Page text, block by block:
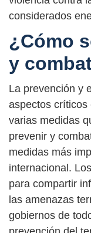
considerados
¿Cómo
y
La prevención y
aspectos críticos
varias medidas
prevenir y
medidas más
internacional.
para compartir
las amenazas
gobiernos de